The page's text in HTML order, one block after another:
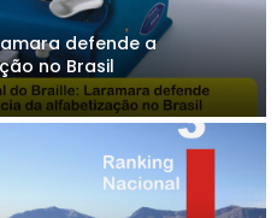
defende a
no Brasil